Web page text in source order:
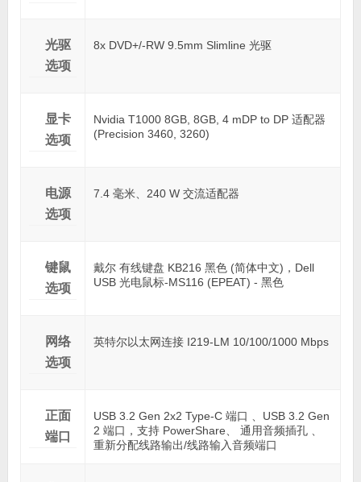
光驱
选项
8x DVD+/-RW 9.5mm Slimline 光驱
显卡
选项
Nvidia T1000 8GB, 8GB, 4 mDP to DP 适配器
(Precision 3460, 3260)
电源
选项
7.4 毫米、240 W 交流适配器
键鼠
选项
戴尔 有线键盘 KB216 黑色 (简体中文)，Dell
USB 光电鼠标-MS116 (EPEAT) - 黑色
网络
选项
英特尔以太网连接 I219-LM 10/100/1000 Mbps
正面
端口
USB 3.2 Gen 2x2 Type-C 端口 、USB 3.2 Gen
2 端口，支持 PowerShare、 通用音频插孔 、
重新分配线路输出/线路输入音频端口